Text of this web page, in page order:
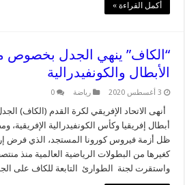
أكمل القراءة »
“الكاف” ينهي الجدل بخصوص
الأبطال والكونفيدرالية
3 أغسطس 2020 رياضة 0
أنهى الاتحاد الإفريقي لكرة القدم (الكاف)
أبطال إفريقيا وكأس الكونفيدرالية الإفريقية،
ظل أزمة فيروس كورونا المستجد، الذي فرض
كغيرها من البطولات الرياضية العالمية منذ
واستقرت لجنة الطوارئ التابعة للكاف على